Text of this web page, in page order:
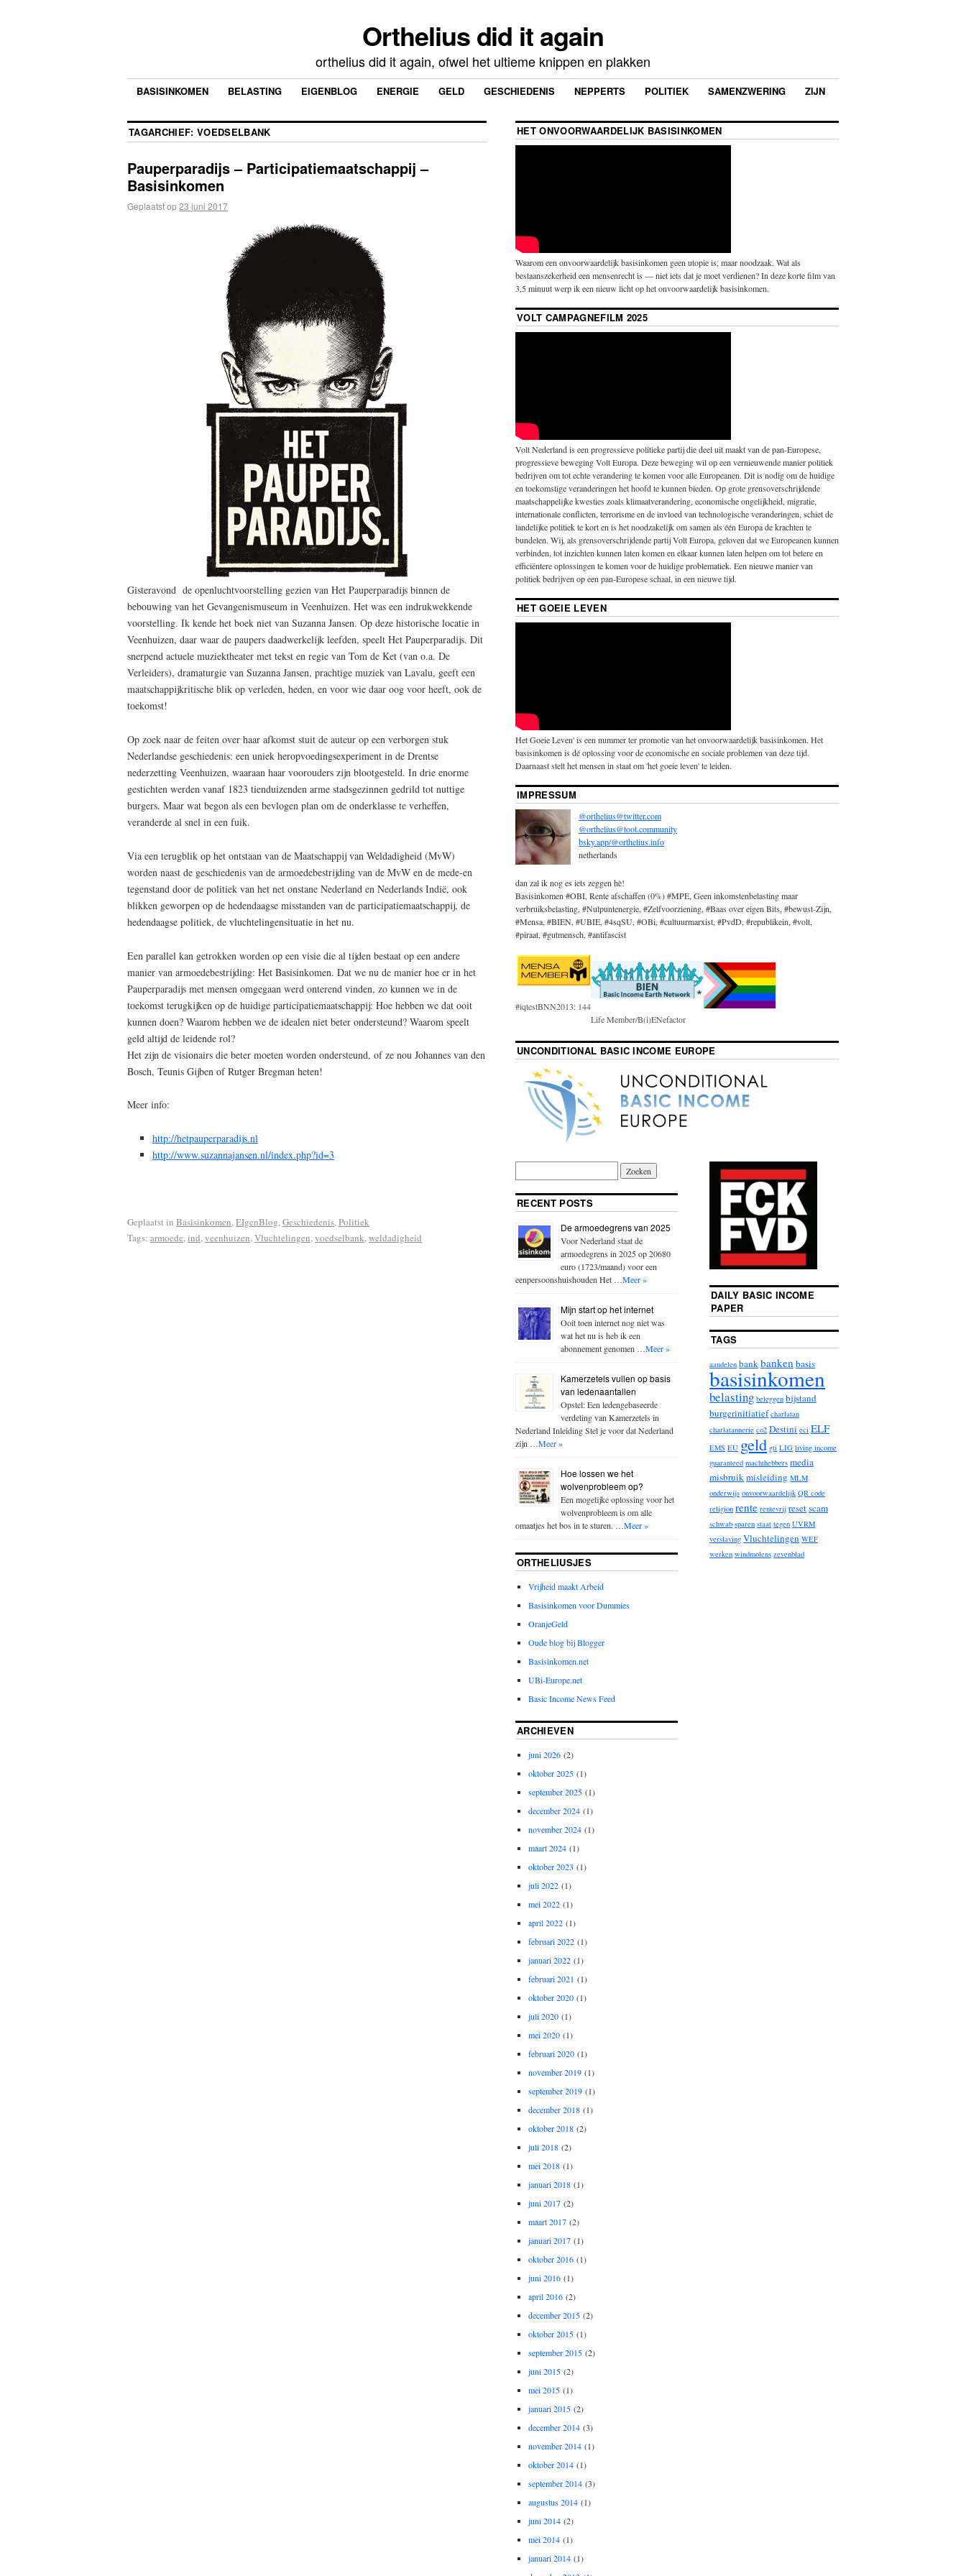
Orthelius did it again
orthelius did it again, ofwel het ultieme knippen en plakken
BASISINKOMEN BELASTING EIGENBLOG ENERGIE GELD GESCHIEDENIS NEPPERTS POLITIEK SAMENZWERING ZIJN
TAGARCHIEF: VOEDSELBANK
Pauperparadijs – Participatiemaatschappij –
Basisinkomen
Geplaatst op23 juni 2017
Gisteravond de openluchtvoorstelling gezien van Het Pauperparadijs binnen de
bebouwing van het Gevangenismuseum in Veenhuizen. Het was een indrukwekkende
voorstelling. Ik kende het boek niet van Suzanna Jansen. Op deze historische locatie in
Veenhuizen, daar waar de paupers daadwerkelijk leefden, speelt Het Pauperparadijs. Dit
snerpend actuele muziektheater met tekst en regie van Tom de Ket (van o.a. De
Verleiders), dramaturgie van Suzanna Jansen, prachtige muziek van Lavalu, geeft een
maatschappijkritische blik op verleden, heden, en voor wie daar oog voor heeft, ook de
toekomst!
Op zoek naar de feiten over haar afkomst stuit de auteur op een verborgen stuk
Nederlandse geschiedenis: een uniek heropvoedingsexperiment in de Drentse
nederzetting Veenhuizen, waaraan haar voorouders zijn blootgesteld. In drie enorme
gestichten werden vanaf 1823 tienduizenden arme stadsgezinnen gedrild tot nuttige
burgers. Maar wat begon als een bevlogen plan om de onderklasse te verheffen,
veranderde al snel in een fuik.
Via een terugblik op het ontstaan van de Maatschappij van Weldadigheid (MvW)
worden naast de geschiedenis van de armoedebestrijding van de MvW en de mede-en
tegenstand door de politiek van het net onstane Nederland en Nederlands Indië, ook
blikken geworpen op de hedendaagse misstanden van de participatiemaatschappij, de
hedendaagse politiek, de vluchtelingensituatie in het nu.
Een parallel kan getrokken worden op een visie die al tijden bestaat op een andere
manier van armoedebestrijding: Het Basisinkomen. Dat we nu de manier hoe er in het
Pauperparadijs met mensen omgegaan werd onterend vinden, zo kunnen we in de
toekomst terugkijken op de huidige participatiemaatschappij: Hoe hebben we dat ooit
kunnen doen? Waarom hebben we de idealen niet beter ondersteund? Waarom speelt
geld altijd de leidende rol?
Het zijn de visionairs die beter moeten worden ondersteund, of ze nou Johannes van den
Bosch, Teunis Gijben of Rutger Bregman heten!
Meer info:
http://hetpauperparadijs.nl
http://www.suzannajansen.nl/index.php?id=3
Geplaatst in Basisinkomen,EIgenBlog,Geschiedenis,Politiek
Tags: armoede,ind,veenhuizen,Vluchtelingen,voedselbank,weldadigheid
HET ONVOORWAARDELIJK BASISINKOMEN
Waarom een onvoorwaardelijk basisinkomen geen utopie is, maar noodzaak. Wat als
bestaanszekerheid een mensenrecht is — niet iets dat je moet verdienen? In deze korte film van
3,5 minuut werp ik een nieuw licht op het onvoorwaardelijk basisinkomen.
VOLT CAMPAGNEFILM 2025
Volt Nederland is een progressieve politieke partij die deel uit maakt van de pan-Europese,
progressieve beweging Volt Europa. Deze beweging wil op een vernieuwende manier politiek
bedrijven om tot echte verandering te komen voor alle Europeanen. Dit is nodig om de huidige
en toekomstige veranderingen het hoofd te kunnen bieden. Op grote grensoverschrijdende
maatschappelijke kwesties zoals klimaatverandering, economische ongelijkheid, migratie,
internationale conflicten, terrorisme en de invloed van technologische veranderingen, schiet de
landelijke politiek te kort en is het noodzakelijk om samen als één Europa de krachten te
bundelen. Wij, als grensoverschrijdende partij Volt Europa, geloven dat we Europeanen kunnen
verbinden, tot inzichten kunnen laten komen en elkaar kunnen laten helpen om tot betere en
efficiëntere oplossingen te komen voor de huidige problematiek. Een nieuwe manier van
politiek bedrijven op een pan-Europese schaal, in een nieuwe tijd.
HET GOEIE LEVEN
Het Goeie Leven' is een nummer ter promotie van het onvoorwaardelijk basisinkomen. Het
basisinkomen is dé oplossing voor de economische en sociale problemen van deze tijd.
Daarnaast stelt het mensen in staat om 'het goeie leven' te leiden.
IMPRESSUM
@orthelius@twitter.com
@orthelius@toot.community
bsky.app/@orthelius.info
netherlands
dan zal ik nog es iets zeggen hè!
Basisinkomen #OBI, Rente afschaffen (0%) #MPE, Geen inkomstenbelasting maar
verbruiksbelasting, #Nulpuntenergie, #Zelfvoorziening, #Baas over eigen Bits, #bewust-Zijn,
#Mensa, #BIEN, #UBIE, #4sqSU, #OBi, #cultuurmarxist, #PvdD, #republikein, #volt,
#piraat, #gutmensch, #antifascist
#iqtestBNN2013: 144
Life Member/B(i)ENefactor
UNCONDITIONAL BASIC INCOME EUROPE
RECENT POSTS
De armoedegrens van 2025
Voor Nederland staat de
armoedegrens in 2025 op 20680
euro (1723/maand) voor een
eenpersoonshuishouden Het …Meer »
Mijn start op het internet
Ooit toen internet nog niet was
wat het nu is heb ik een
abonnement genomen …Meer »
Kamerzetels vullen op basis
van ledenaantallen
Opstel: Een ledengebaseerde
verdeling van Kamerzetels in
Nederland Inleiding Stel je voor dat Nederland
zijn …Meer »
Hoe lossen we het
wolvenprobleem op?
Een mogelijke oplossing voor het
wolvenprobleem is om alle
omaatjes het bos in te sturen. …Meer »
ORTHELIUSJES
Vrijheid maakt Arbeid
Basisinkomen voor Dummies
OranjeGeld
Oude blog bij Blogger
Basisinkomen.net
UBi-Europe.net
Basic Income News Feed
ARCHIEVEN
juni 2026 (2)
oktober 2025 (1)
september 2025 (1)
december 2024 (1)
november 2024 (1)
maart 2024 (1)
oktober 2023 (1)
juli 2022 (1)
mei 2022 (1)
april 2022 (1)
februari 2022 (1)
januari 2022 (1)
februari 2021 (1)
oktober 2020 (1)
juli 2020 (1)
mei 2020 (1)
februari 2020 (1)
november 2019 (1)
september 2019 (1)
december 2018 (1)
oktober 2018 (2)
juli 2018 (2)
mei 2018 (1)
januari 2018 (1)
juni 2017 (2)
maart 2017 (2)
januari 2017 (1)
oktober 2016 (1)
juni 2016 (1)
april 2016 (2)
december 2015 (2)
oktober 2015 (1)
september 2015 (2)
juni 2015 (2)
mei 2015 (1)
januari 2015 (2)
december 2014 (3)
november 2014 (1)
oktober 2014 (1)
september 2014 (3)
augustus 2014 (1)
juni 2014 (2)
mei 2014 (1)
januari 2014 (1)
DAILY BASIC INCOME
PAPER
TAGS
aandelen bankbankenbasis
basisinkomen
belasting beleggen bijstand
burgerinitiatief charlatan
charlatannerie co2 Destini eci ELF
EMS EU geld gti LIG living income
guaranteed machthebbers media
misbruikmisleiding MLM
onderwijs onvoorwaardelijk QR code
religion rente rentevrij resetscam
schwab sparen staat tegen UVRM
verslaving Vluchtelingen WEF
werken windmolens zevenblad